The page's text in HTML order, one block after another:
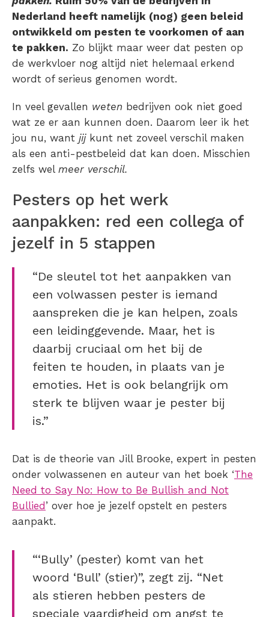
Nederland heeft namelijk (nog) geen beleid
ontwikkeld om pesten te voorkomen of aan
te pakken. Zo blijkt maar weer dat pesten op
de werkvloer nog altijd niet helemaal erkend
wordt of serieus genomen wordt.
In veel gevallen weten bedrijven ook niet goed
wat ze er aan kunnen doen. Daarom leer ik het
jou nu, want jij kunt net zoveel verschil maken
als een anti-pestbeleid dat kan doen. Misschien
zelfs wel meer verschil.
Pesters op het werk
aanpakken: red een collega of
jezelf in 5 stappen
“De sleutel tot het aanpakken van
een volwassen pester is iemand
aanspreken die je kan helpen, zoals
een leidinggevende. Maar, het is
daarbij cruciaal om het bij de
feiten te houden, in plaats van je
emoties. Het is ook belangrijk om
sterk te blijven waar je pester bij
is.”
Dat is de theorie van Jill Brooke, expert in pesten
onder volwassenen en auteur van het boek ‘The
Need to Say No: How to Be Bullish and Not
Bullied ’ over hoe je jezelf opstelt en pesters
aanpakt.
“‘Bully’ (pester) komt van het
woord ‘Bull’ (stier)”, zegt zij. “Net
als stieren hebben pesters de
speciale vaardigheid om angst te